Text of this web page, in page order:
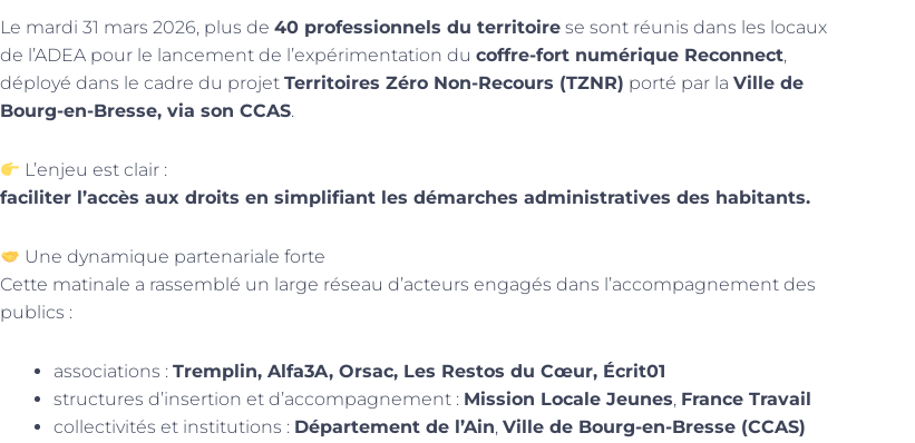
Le mardi 31 mars 2026, plus de 40 professionnels du territoire se sont réunis dans les locaux
de l’ADEA pour le lancement de l’expérimentation du coffre-fort numérique Reconnect,
déployé dans le cadre du projet Territoires Zéro Non-Recours (TZNR) porté par la Ville de
Bourg-en-Bresse, via son CCAS.
L’enjeu est clair :
faciliter l’accès aux droits en simplifiant les démarches administratives des habitants.
Une dynamique partenariale forte
Cette matinale a rassemblé un large réseau d’acteurs engagés dans l’accompagnement des
publics :
associations : Tremplin, Alfa3A, Orsac, Les Restos du Cœur, Écrit01
structures d’insertion et d’accompagnement : Mission Locale Jeunes, France Travail
collectivités et institutions : Département de l’Ain, Ville de Bourg-en-Bresse (CCAS)